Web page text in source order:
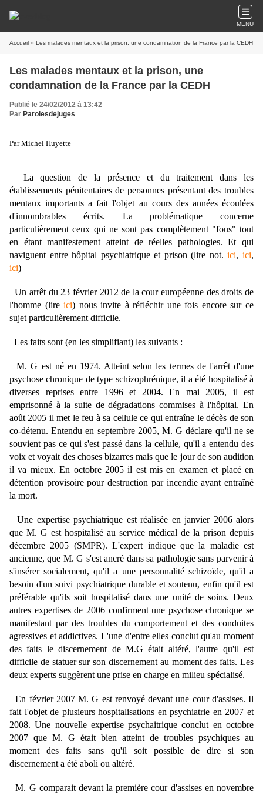
MENU
Accueil » Les malades mentaux et la prison, une condamnation de la France par la CEDH
Les malades mentaux et la prison, une
condamnation de la France par la CEDH
Publié le 24/02/2012 à 13:42
Par Parolesdejuges
Par Michel Huyette
La question de la présence et du traitement dans les
établissements pénitentaires de personnes présentant des troubles
mentaux importants a fait l'objet au cours des années écoulées
d'innombrables écrits. La problématique concerne
particulièrement ceux qui ne sont pas complètement "fous" tout
en étant manifestement atteint de réelles pathologies. Et qui
naviguent entre hôpital psychiatrique et prison (lire not.ici,ici,
ici)
Un arrêt du 23 février 2012 de la cour européenne des droits de
l'homme (lireici) nous invite à réfléchir une fois encore sur ce
sujet particulièrement difficile.
Les faits sont (en les simplifiant) les suivants :
M. G est né en 1974. Atteint selon les termes de l'arrêt d'une
psychose chronique de type schizophrénique, il a été hospitalisé à
diverses reprises entre 1996 et 2004. En mai 2005, il est
emprisonné à la suite de dégradations commises à l'hôpital. En
août 2005 il met le feu à sa cellule ce qui entraîne le décès de son
co-détenu. Entendu en septembre 2005, M. G déclare qu'il ne se
souvient pas ce qui s'est passé dans la cellule, qu'il a entendu des
voix et voyait des choses bizarres mais que le jour de son audition
il va mieux. En octobre 2005 il est mis en examen et placé en
détention provisoire pour destruction par incendie ayant entraîné
la mort.
Une expertise psychiatrique est réalisée en janvier 2006 alors
que M. G est hospitalisé au service médical de la prison depuis
décembre 2005 (SMPR). L'expert indique que la maladie est
ancienne, que M. G s'est ancré dans sa pathologie sans parvenir à
s'insérer socialement, qu'il a une personnalité schizoïde, qu'il a
besoin d'un suivi psychiatrique durable et soutenu, enfin qu'il est
préférable qu'ils soit hospitalisé dans une unité de soins. Deux
autres expertises de 2006 confirment une psychose chronique se
manifestant par des troubles du comportement et des conduites
agressives et addictives. L'une d'entre elles conclut qu'au moment
des faits le discernement de M.G était altéré, l'autre qu'il est
difficile de statuer sur son discernement au moment des faits. Les
deux experts suggèrent une prise en charge en milieu spécialisé.
En février 2007 M. G est renvoyé devant une cour d'assises. Il
fait l'objet de plusieurs hospitalisations en psychiatrie en 2007 et
2008. Une nouvelle expertise psychaitrique conclut en octobre
2007 que M. G était bien atteint de troubles psychiques au
moment des faits sans qu'il soit possible de dire si son
discernement a été aboli ou altéré.
M. G comparait devant la première cour d'assises en novembre